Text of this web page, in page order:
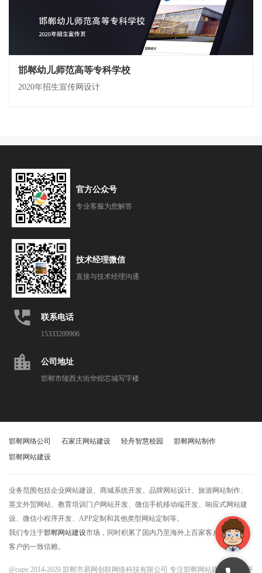
邯郸幼儿师范高等专科学校
2020年招生宣传网设计
官方公众号
专业客服为您解答
技术经理微信
直接与技术经理沟通
perm_phone_msg 联系电话
15333209906
location_city 公司地址
邯郸市陵西大街华煌芯城写字楼
邯郸网络公司 石家庄网站建设 轻舟智慧校园
邯郸网站制作
邯郸网站建设
业务范围包括企业网站建设、商城系统开发、品牌网站设计、旅游网站制作、
英文外贸网站、教育培训门户网站开发、微信手机移动端开发、响应式网站建
设、微信小程序开发、APP定制和其他类型网站定制等。
我们专注于邯郸网站建设市场，同时积累了国内乃至海外上百家客户，获得了
客户的一致信赖。
@copy 2014-2020 邯郸市易网创联网络科技有限公司 专注邯郸网站建设及APP开